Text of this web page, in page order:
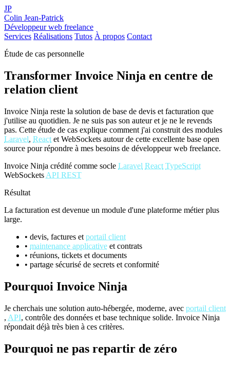
JP
Colin Jean-Patrick
Développeur web freelance
Services Réalisations Tutos À propos Contact
Étude de cas personnelle
Transformer Invoice Ninja en centre de
relation client
Invoice Ninja reste la solution de base de devis et facturation que
j'utilise au quotidien. Je ne suis pas son auteur et je ne le revends
pas. Cette étude de cas explique comment j'ai construit des modules
Laravel, React et WebSockets autour de cette excellente base open
source pour répondre à mes besoins de développeur web freelance.
Invoice Ninja crédité comme socle Laravel React TypeScript
WebSockets API REST
Résultat
La facturation est devenue un module d'une plateforme métier plus
large.
• devis, factures et portail client
• maintenance applicative et contrats
• réunions, tickets et documents
• partage sécurisé de secrets et conformité
Pourquoi Invoice Ninja
Je cherchais une solution auto-hébergée, moderne, avec portail client
, API, contrôle des données et base technique solide. Invoice Ninja
répondait déjà très bien à ces critères.
Pourquoi ne pas repartir de zéro